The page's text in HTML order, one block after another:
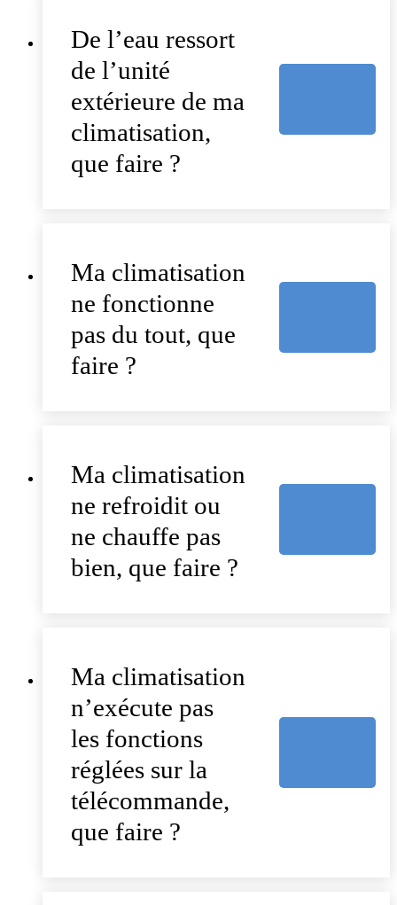
De l’eau ressort
de l’unité
extérieure de ma
climatisation,
que faire ?
Ma climatisation
ne fonctionne
pas du tout, que
faire ?
Ma climatisation
ne refroidit ou
ne chauffe pas
bien, que faire ?
Ma climatisation
n’exécute pas
les fonctions
réglées sur la
télécommande,
que faire ?